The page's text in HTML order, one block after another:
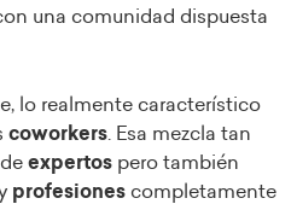
una comunidad dispuesta
lo realmente característico
coworkers. Esa mezcla tan
expertos pero también
profesiones completamente